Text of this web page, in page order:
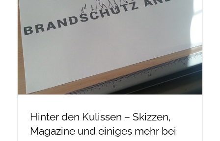
Onlineshop Angebote
Newsletter
Kontakt
Hinter den Kulissen – Skizzen,
Magazine und einiges mehr bei